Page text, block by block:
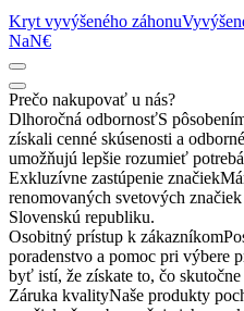
Kryt vyvýšeného záhonu
NaN€
Prečo nakupovať u nás?
Dlhoročná odbornosťS
získali cenné skúsenosti a
umožňujú lepšie rozumieť
Exkluzívne zastúpenie značiek
renomovaných svetových
Slovenskú republiku.
Osobitný prístup k zákazníkom
poradenstvo a pomoc pri výbere
byť istí, že získate to, čo skutočne
Záruka kvalityNaše produkty